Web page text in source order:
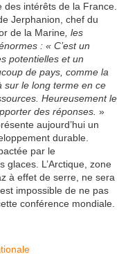
intérêts de la France.
Jerphanion, chef du
de la Marine , les
: « C’est un
potentielles et un
de pays, comme la
sur le long terme en ce
Heureusement le
des réponses. »
aujourd’hui un
durable.
par le
glaces. L’Arctique, zone
à effet de serre, ne sera
impossible de ne pas
conférence mondiale.